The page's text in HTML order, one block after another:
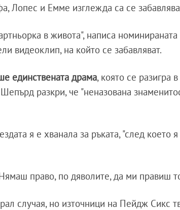
Лопес и Емме изглежда са се
в живота", написа номинираната
видеоклип, на който се забавляват.
единствената драма, която се разигра
разкри, че "неназована
я е хванала за ръката, "след което
право, по дяволите, да ми правиш
случая, но източници на Пейдж Сикс